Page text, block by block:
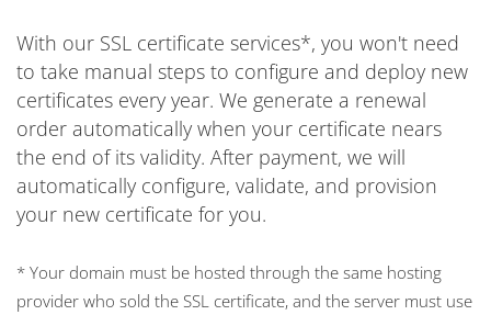
With our SSL certificate services*, you won't need
to take manual steps to configure and deploy new
certificates every year. We generate a renewal
order automatically when your certificate nears
the end of its validity. After payment, we will
automatically configure, validate, and provision
your new certificate for you.
* Your domain must be hosted through the same hosting
provider who sold the SSL certificate, and the server must use